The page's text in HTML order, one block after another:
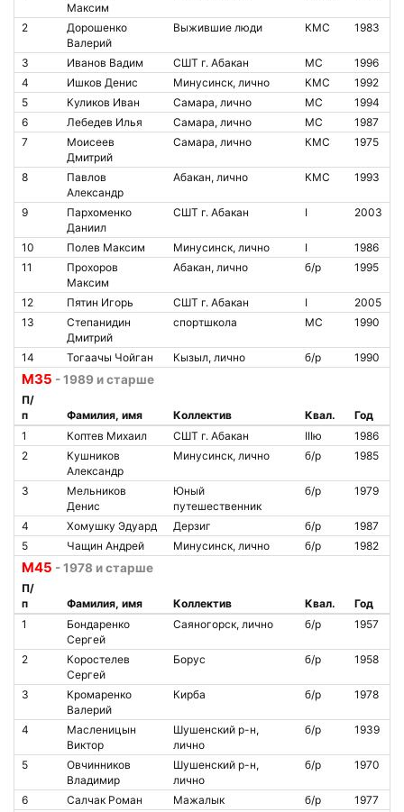
Максим
2
Дорошенко
Валерий
Выжившие люди КМС 1983
3 Иванов Вадим СШТ г. Абакан МС
1996
4
Ишков Денис Минусинск, лично КМС
1992
5
Куликов Иван Самара, лично МС
1994
6
Лебедев Илья Самара, лично МС
1987
7
Моисеев
Дмитрий
Самара, лично КМС 1975
8
Павлов
Александр
Абакан, лично КМС 1993
9
Пархоменко
Даниил
СШТ г. Абакан I 2003
10 Полев Максим Минусинск, лично I
1986
11
Прохоров
Максим
Абакан, лично б/р 1995
12 Пятин Игорь СШТ г. Абакан I
2005
13
Степанидин
Дмитрий
спортшкола МС 1990
14 Тогаачы Чойган Кызыл, лично б/р 1990
М35 - 1989 и старше
П/
п
Фамилия, имя Коллектив Квал.
Год
1
Коптев Михаил СШТ г. Абакан IIIю
1986
2
Кушников
Александр
Минусинск, лично б/р 1985
3
Мельников
Денис
Юный
путешественник
б/р 1979
4 Хомушку Эдуард Дерзиг б/р
1987
5
Чащин Андрей Минусинск, лично б/р 1982
М45 - 1978 и старше
П/
п
Фамилия, имя Коллектив Квал.
Год
1
Бондаренко
Сергей
Саяногорск, лично б/р 1957
2
Коростелев
Сергей
Борус б/р 1958
3
Кромаренко
Валерий
Кирба б/р 1978
4
Масленицын
Виктор
Шушенский р-н,
лично
б/р 1939
5
Овчинников
Владимир
Шушенский р-н,
лично
б/р 1970
6 Салчак Роман Мажалык б/р
1977